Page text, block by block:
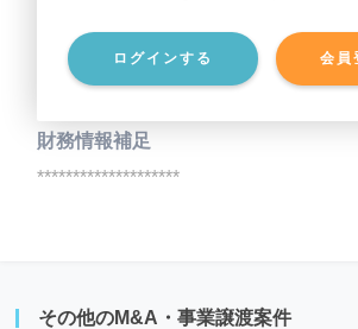
ログインする 会員
事業負債 ********************
財務情報補足
********************
その他のM&A・事業譲渡案件